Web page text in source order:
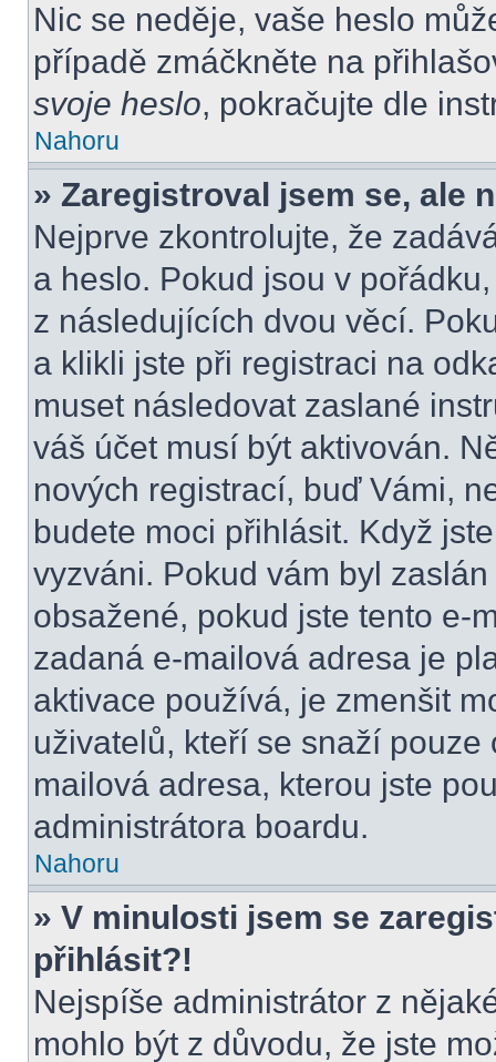
Nic se neděje, vaše heslo
případě zmáčkněte na
svoje heslo, pokračujte dle
Nahoru
» Zaregistroval jsem se, ale
Nejprve zkontrolujte, že
a heslo. Pokud jsou v
z následujících dvou věcí.
a klikli jste při registraci na
muset následovat zaslané
váš účet musí být aktivován.
nových registrací, buď Vámi,
budete moci přihlásit. Když
vyzváni. Pokud vám byl
obsažené, pokud jste tento e-
zadaná e-mailová adresa je
aktivace používá, je zmenšit
uživatelů, kteří se snaží
mailová adresa, kterou jste
administrátora boardu.
Nahoru
» V minulosti jsem se
přihlásit?!
Nejspíše administrátor z
mohlo být z důvodu, že jste